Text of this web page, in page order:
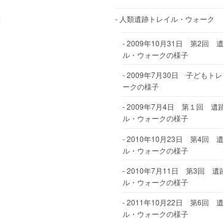
人類遺跡トレイル・ウォーク
2009年10月31日 第2回 遺
ル・ウォークの様子
2009年7月30日 子どもトレ
ークの様子
2009年7月4日 第１回 遺
ル・ウォークの様子
2010年10月23日 第4回 遺
ル・ウォークの様子
2010年7月11日 第3回 遺
ル・ウォークの様子
2011年10月22日 第6回 遺
ル・ウォークの様子